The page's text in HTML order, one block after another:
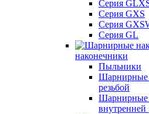
Серия
Серия GXS
Серия
Серия GL
наконечники
Пыльники
Шарнирные
резьбой
Шарнирные
внутренней